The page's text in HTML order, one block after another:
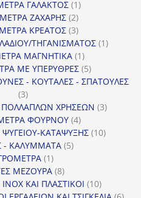
ΓΑΛΑΚΤΟΣ 11
προϊόν
ΖΑΧΑΡΗΣ 22
προϊόντα
ΚΡΕΑΤΟΣ 33
προϊόντα
ΤΗΓΑΝΙΣΜΑΤΟΣ 11
ΜΑΓΝΗΤΙΚΑ 11
προϊόν
ΜΕ ΥΠΕΡΥΘΡΕΣ 55
προϊόντα
- ΚΟΥΤΑΛΕΣ - ΣΠΑΤΟΥΛΕΣ
33
προϊόνταΧΡΗΣΕΩΝ 33
ΦΟΥΡΝΟΥ 44
προϊόντα
ΚΑΤΑΨΥΞΗΣ 1010
- ΚΑΛΥΜΜΑΤΑ 55
11
προϊόν
ΜΕΖΟΥΡΑ 88
προϊόντα
ΚΑΙ ΠΛΑΣΤΙΚΟΙ 1010
προϊόντα
6